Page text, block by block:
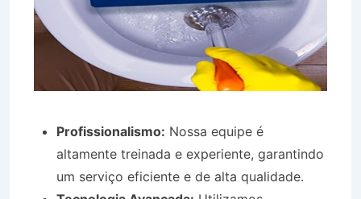
Profissionalismo: Nossa equipe é
altamente treinada e experiente, garantindo
um serviço eficiente e de alta qualidade.